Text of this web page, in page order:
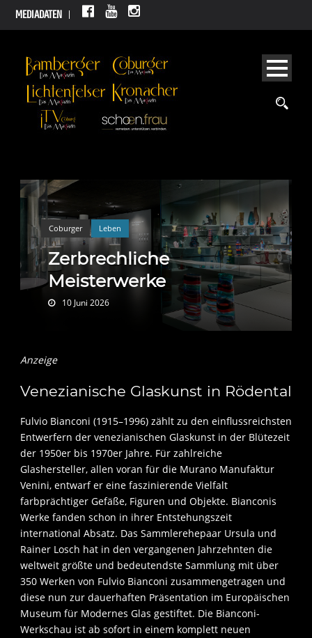
MEDIADATEN
Coburger Leben
Zerbrechliche
Meisterwerke
10 Juni 2026
Anzeige
Venezianische Glaskunst in Rödental
Fulvio Bianconi (1915–1996) zählt zu den einflussreichsten
Entwerfern der venezianischen Glaskunst in der Blütezeit
der 1950er bis 1970er Jahre. Für zahlreiche
Glashersteller, allen voran für die Murano Manufaktur
Venini, entwarf er eine faszinierende Vielfalt
farbprächtiger Gefäße, Figuren und Objekte. Bianconis
Werke fanden schon in ihrer Entstehungszeit
international Absatz. Das Sammlerehepaar Ursula und
Rainer Losch hat in den vergangenen Jahrzehnten die
weltweit größte und bedeutendste Sammlung mit über
350 Werken von Fulvio Bianconi zusammengetragen und
diese nun zur dauerhaften Präsentation im Europäischen
Museum für Modernes Glas gestiftet. Die Bianconi-
Werkschau ist ab sofort in einem komplett neuen